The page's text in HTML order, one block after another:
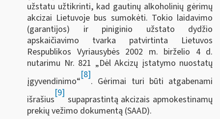
užstatu užtikrinti, kad gautinų alkoholinių gėrimų
akcizai Lietuvoje bus sumokėti. Tokio laidavimo
(garantijos) ir piniginio užstato dydžio
apskaičiavimo tvarka patvirtinta Lietuvos
Respublikos Vyriausybės 2002 m. birželio 4 d.
nutarimu Nr. 821 „Dėl Akcizų įstatymo nuostatų
įgyvendinimo“
[8]
. Gėrimai turi būti atgabenami
išrašius
[9]
supaprastintą akcizais apmokestinamų
prekių vežimo dokumentą (SAAD).